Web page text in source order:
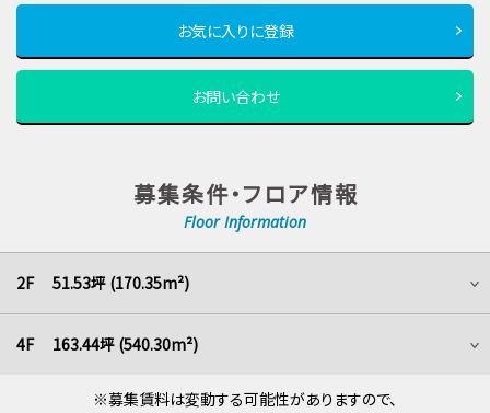
お気に入りに登録
お問い合わせ
募集条件・フロア情報
Floor Information
2F 51.53坪 (170.35m²)
4F 163.44坪 (540.30m²)
※募集賃料は変動する可能性がありますので、